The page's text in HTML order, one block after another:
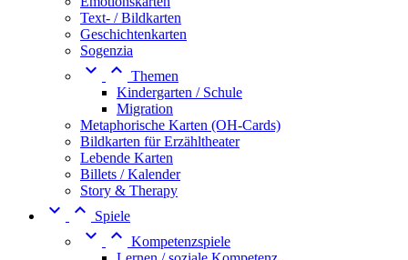
Text- / Bildkarten
Geschichtenkarten
Sogenzia
  Themen
Kindergarten / Schule
Migration
Metaphorische Karten (OH-Cards)
Bildkarten für Erzähltheater
Lebende Karten
Billets / Kalender
Story & Therapy
  Spiele
  Kompetenzspiele